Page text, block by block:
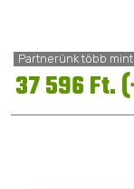
Partnerünk több
37 596 Ft.